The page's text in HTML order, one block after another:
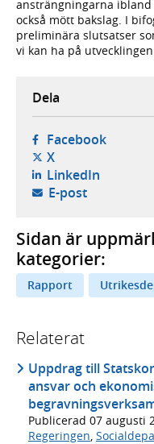
ansträngningarna
också mött bakslag. I
preliminära slutsatser
vi kan ha på
Dela
Facebook-
X- öppnas i ny
LinkedIn-
E-post- öppnar
Sidan är
kategorier:
Rapport
Relaterat
Uppdrag till
ansvar och
Publicerad 07 augusti
Regeringen